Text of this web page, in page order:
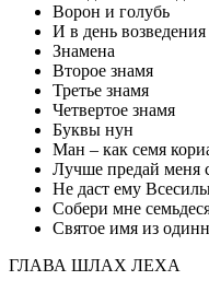
Ворон и голубь
И в день
Знамена
Второе знамя
Третье знамя
Четвертое знамя
Буквы нун
Ман – как семя
Лучше предай меня
Не даст ему
Собери мне
Святое имя из
ГЛАВА ШЛАХ ЛЕХА